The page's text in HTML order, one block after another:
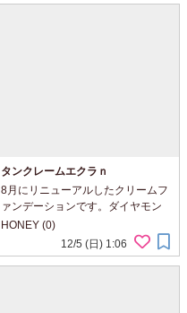
タンクレームエクラｎ
8月にリニューアルしたクリームフ
ァンデーションです。ダイヤモン
ドの輝きに着目して開発されたそ
う。 製品について ￣￣￣￣￣￣ ・
光を操り、サテンのようになめら
HONEY (0)
12/5 (日) 1:06